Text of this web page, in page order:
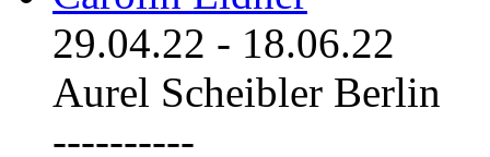
29.04.22 - 18.06.22
Aurel Scheibler Berlin
----------